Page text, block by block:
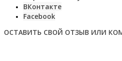
ВКонтакте
Facebook
ОСТАВИТЬ СВОЙ ОТЗЫВ ИЛИ